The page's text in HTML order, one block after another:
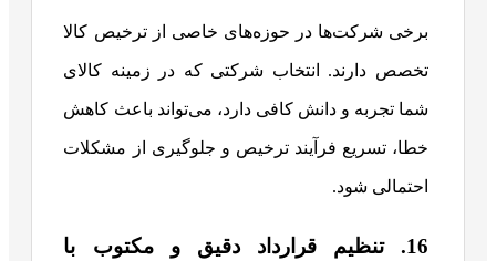
برخی شرکت‌ها در حوزه‌های خاصی از ترخیص کالا
تخصص دارند. انتخاب شرکتی که در زمینه کالای
شما تجربه و دانش کافی دارد، می‌تواند باعث کاهش
خطا، تسریع فرآیند ترخیص و جلوگیری از مشکلات
احتمالی شود.
16. تنظیم قرارداد دقیق و مکتوب با